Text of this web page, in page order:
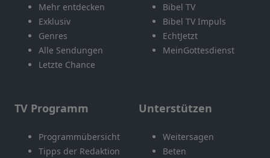
Mehr entdecken
Exklusiv
Genres
Alle Sendungen
Letzte Chance
Bibel TV
Bibel TV Impuls
EchtJetzt
MeinGottesdienst
TV Programm
Programmübersicht
Tipps der Redaktion
Unterstützen
Weitersagen
Beten